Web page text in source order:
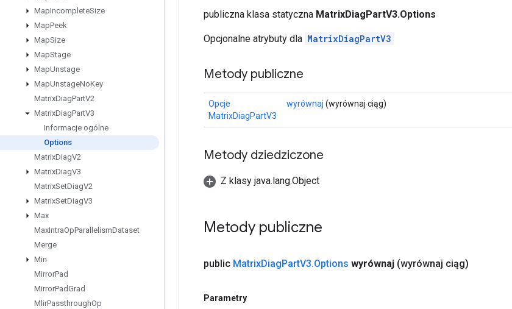
MapIncompleteSize
MapPeek
MapSize
MapStage
MapUnstage
MapUnstageNoKey
MatrixDiagPartV2
MatrixDiagPartV3
Informacje ogólne
Options
MatrixDiagV2
MatrixDiagV3
MatrixSetDiagV2
MatrixSetDiagV3
Max
MaxIntraOpParallelismDataset
Merge
Min
MirrorPad
MirrorPadGrad
MlirPassthroughOp
publiczna klasa statyczna MatrixDiagPartV3.Options
Opcjonalne atrybuty dla MatrixDiagPartV3
Metody publiczne
Opcje
MatrixDiagPartV3
wyrównaj (wyrównaj ciąg)
Metody dziedziczone
Z klasy java.lang.Object
Metody publiczne
public MatrixDiagPartV3.Options wyrównaj (wyrównaj ciąg)
Parametry